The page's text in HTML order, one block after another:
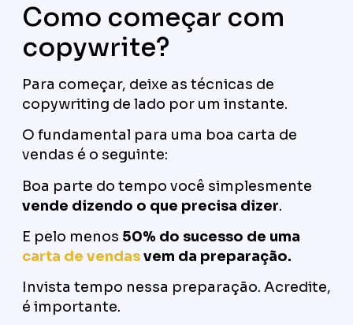
Como começar com
copywrite?
Para começar, deixe as técnicas de
copywriting de lado por um instante.
O fundamental para uma boa carta de
vendas é o seguinte:
Boa parte do tempo você simplesmente
vende dizendo o que precisa dizer.
E pelo menos 50% do sucesso de uma
carta de vendasvem da preparação.
Invista tempo nessa preparação. Acredite,
é importante.